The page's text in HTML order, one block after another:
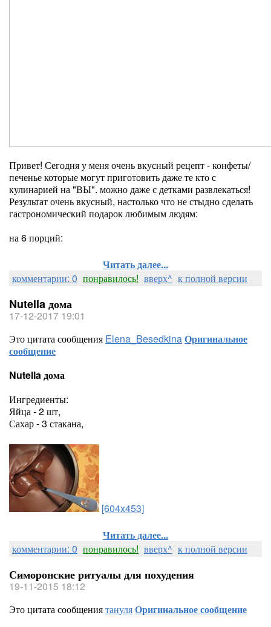
Привет! Сегодня у меня очень вкусный рецепт - конфеты/
печенье которые могут приготовить даже те кто с
кулинарией на "ВЫ". можно даже с детками развлекаться!
Результат очень вкусный, настолько что не стыдно сделать
гастрономический подарок любимым людям:
на 6 порций:
Читать далее...
комментарии: 0 понравилось! вверх^ к полной версии
Nutella дома
17-12-2017 19:01
Это цитата сообщения Elena_BesedkinaОригинальное
сообщение
Nutella дома
Ингредиенты:
Яйца - 2 шт,
Сахар - 3 стакана,
[604x453]
Читать далее...
комментарии: 0 понравилось! вверх^ к полной версии
Симоронские ритуалы для похудения
19-11-2015 18:12
Это цитата сообщениятануляОригинальное сообщение